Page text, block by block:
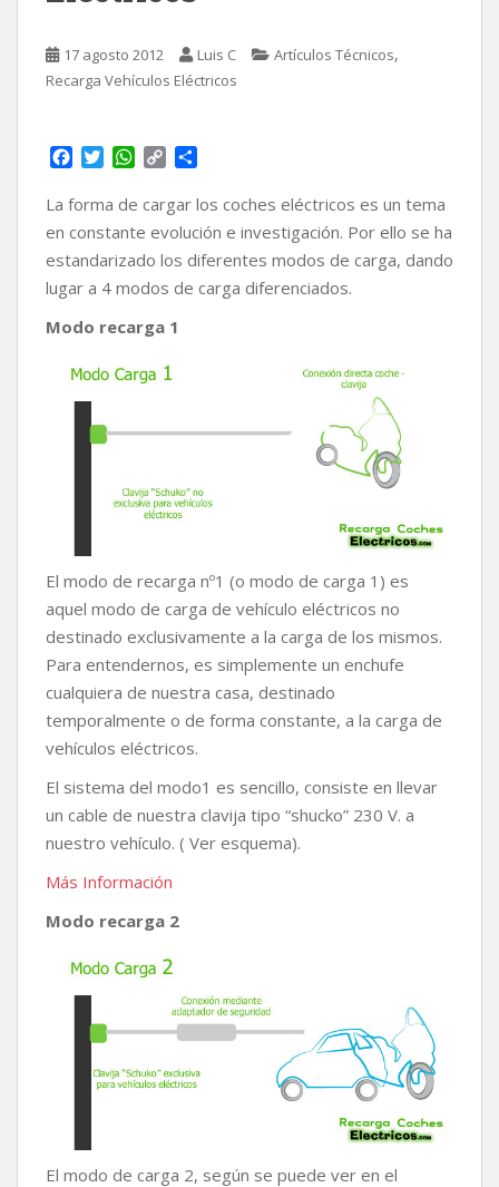
17 agosto 2012 Luis C Artículos Técnicos,
Recarga Vehículos Eléctricos
c
e
b
o
o
i
t
t
e
r
W
a
t
s
A
p
p
y
L
i
n
m
p
a
r
t
La forma de cargar los coches eléctricos es un tema
en constante evolución e investigación. Por ello se ha
estandarizado los diferentes modos de carga, dando
lugar a 4 modos de carga diferenciados.
Modo recarga 1
El modo de recarga nº1 (o modo de carga 1) es
aquel modo de carga de vehículo eléctricos no
destinado exclusivamente a la carga de los mismos.
Para entendernos, es simplemente un enchufe
cualquiera de nuestra casa, destinado
temporalmente o de forma constante, a la carga de
vehículos eléctricos.
El sistema del modo1 es sencillo, consiste en llevar
un cable de nuestra clavija tipo “shucko” 230 V. a
nuestro vehículo. ( Ver esquema).
Más Información
Modo recarga 2
El modo de carga 2, según se puede ver en el